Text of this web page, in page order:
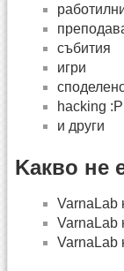
събития
игри
hacking :P
и други
Kакво не
VarnaLab
VarnaLab
VarnaLab